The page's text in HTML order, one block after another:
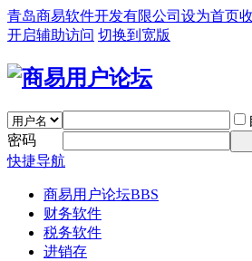
青岛商易软件开发有限公司 设为首页
开启辅助访问 切换到宽版
密码
快捷导航
商易用户论坛BBS
财务软件
税务软件
进销存